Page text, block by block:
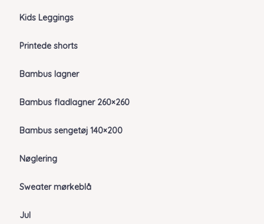
Kids Leggings
Printede shorts
Bambus lagner
Bambus fladlagner 260×260
Bambus sengetøj 140×200
Nøglering
Sweater mørkeblå
Jul